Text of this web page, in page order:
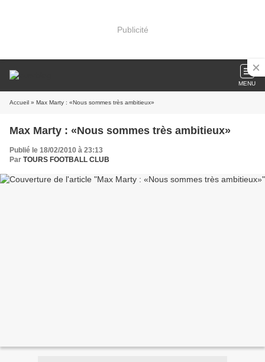
Publicité
MENU
Accueil » Max Marty : «Nous sommes très ambitieux»
Max Marty : «Nous sommes très ambitieux»
Publié le 18/02/2010 à 23:13
Par TOURS FOOTBALL CLUB